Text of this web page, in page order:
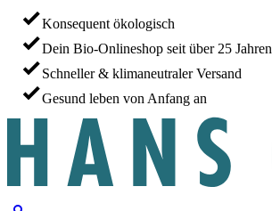
Konsequent ökologisch
Dein Bio-Onlineshop seit über 25 Jahren
Schneller & klimaneutraler Versand
Gesund leben von Anfang an